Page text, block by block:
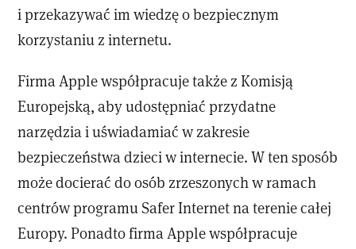
i przekazywać im wiedzę o bezpiecznym
korzystaniu z internetu.
Firma Apple współpracuje także z Komisją
Europejską, aby udostępniać przydatne
narzędzia i uświadamiać w zakresie
bezpieczeństwa dzieci w internecie. W ten sposób
może docierać do osób zrzeszonych w ramach
centrów programu Safer Internet na terenie całej
Europy. Ponadto firma Apple współpracuje